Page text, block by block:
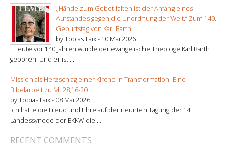
„Hände zum Gebet falten ist der Anfang eines
Aufstandes gegen die Unordnung der Welt.“ Zum 140.
Geburtstag von Karl Barth
by Tobias Faix - 10 Mai 2026
. Heute vor 140 Jahren wurde der evangelische Theologe Karl Barth
geboren. Und er ist ...
Mission als Herzschlag einer Kirche in Transformation. Eine
Bibelarbeit zu Mt 28,16-20
by Tobias Faix - 08 Mai 2026
Ich hatte die Freud und Ehre auf der neunten Tagung der 14.
Landessynode der EKKW die ...
RECENT COMMENTS